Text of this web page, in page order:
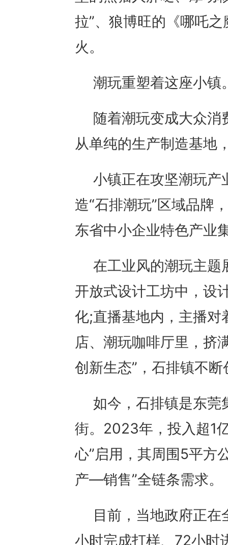
拉”、狼博旺的《哪吒
火。
潮玩重塑着这座小镇
随着潮玩变成大众消
从单纯的生产制造基地
小镇正在攻坚潮玩
造“石排潮玩”区域品牌
东省中小企业特色产业
在工业风的潮玩主题
开放式设计工坊中，设
化;直播基地内，主播对
店、潮玩咖啡厅里，挤
创新生态”，石排镇不
如今，石排镇是东莞
街。2023年，投入超1
心”启用，其周围5平
产—销售”全链条需求。
目前，当地政府正
小时完成打样、72小时